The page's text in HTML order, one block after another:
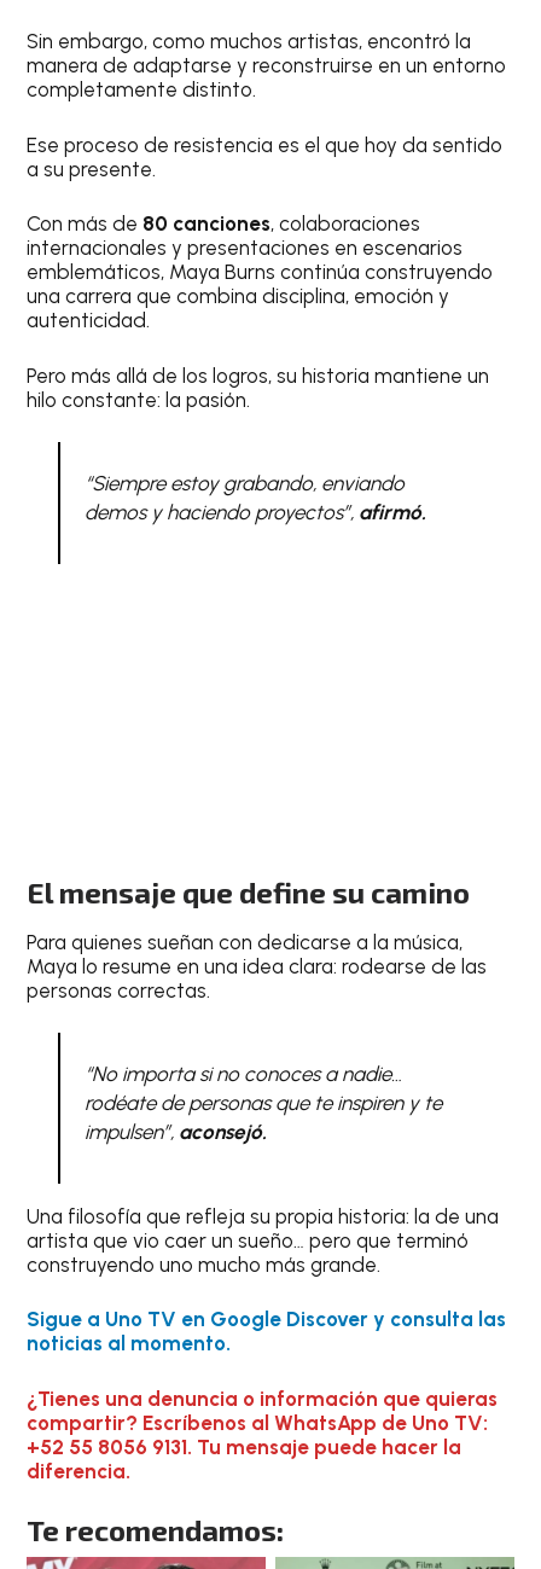
Sin embargo, como muchos artistas, encontró la
manera de adaptarse y reconstruirse en un entorno
completamente distinto.
Ese proceso de resistencia es el que hoy da sentido
a su presente.
Con más de 80 canciones, colaboraciones
internacionales y presentaciones en escenarios
emblemáticos, Maya Burns continúa construyendo
una carrera que combina disciplina, emoción y
autenticidad.
Pero más allá de los logros, su historia mantiene un
hilo constante: la pasión.
“Siempre estoy grabando, enviando
demos y haciendo proyectos”, afirmó.
El mensaje que define su camino
Para quienes sueñan con dedicarse a la música,
Maya lo resume en una idea clara: rodearse de las
personas correctas.
“No importa si no conoces a nadie…
rodéate de personas que te inspiren y te
impulsen”, aconsejó.
Una filosofía que refleja su propia historia: la de una
artista que vio caer un sueño… pero que terminó
construyendo uno mucho más grande.
Sigue a Uno TV en Google Discover y consulta las
noticias al momento.
¿Tienes una denuncia o información que quieras
compartir? Escríbenos al WhatsApp de Uno TV:
+52 55 8056 9131. Tu mensaje puede hacer la
diferencia.
Te recomendamos: